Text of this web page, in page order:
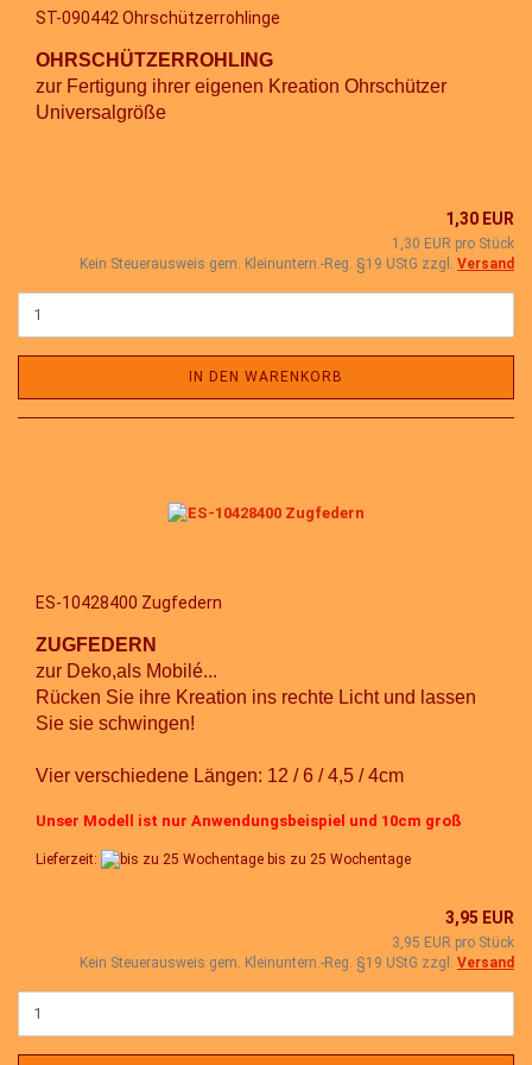
ST-090442 Ohrschützerrohlinge
OHRSCHÜTZERROHLING
zur Fertigung ihrer eigenen Kreation Ohrschützer
Universalgröße
1,30 EUR
1,30 EUR pro Stück
Kein Steuerausweis gem. Kleinuntern.-Reg. §19 UStG zzgl. Versand
IN DEN WARENKORB
ES-10428400 Zugfedern
ZUGFEDERN
zur Deko,als Mobilé...
Rücken Sie ihre Kreation ins rechte Licht und lassen
Sie sie schwingen!
Vier verschiedene Längen: 12 / 6 / 4,5 / 4cm
Unser Modell ist nur Anwendungsbeispiel und 10cm groß
Lieferzeit: bis zu 25 Wochentage
3,95 EUR
3,95 EUR pro Stück
Kein Steuerausweis gem. Kleinuntern.-Reg. §19 UStG zzgl. Versand